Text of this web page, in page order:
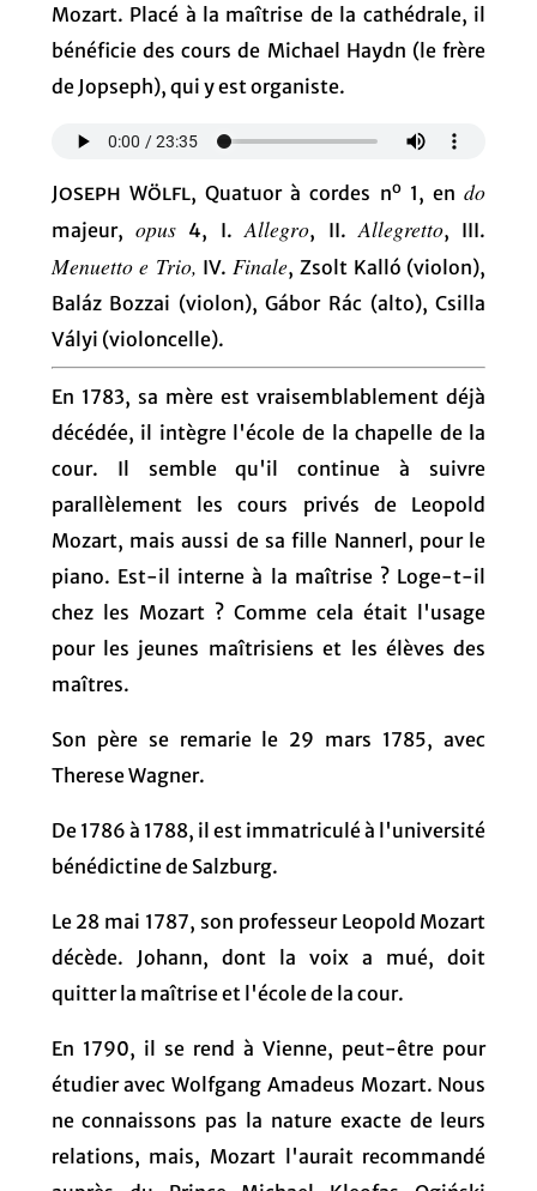
Mozart. Placé à la maîtrise de la cathédrale, il
bénéficie des cours de Michael Haydn (le frère
de Jopseph), qui y est organiste.
Joseph Wölfl, Quatuor à cordes no1, endo
majeur, opus4, I.Allegro, II.Allegretto, III.
Menuetto e Trio, IV. Finale, Zsolt Kalló (violon),
Baláz Bozzai (violon), Gábor Rác (alto), Csilla
Vályi (violoncelle).
En 1783, sa mère est vraisemblablement déjà
décédée, il intègre l'école de la chapelle de la
cour. Il semble qu'il continue à suivre
parallèlement les cours privés de Leopold
Mozart, mais aussi de sa fille Nannerl, pour le
piano. Est-il interne à la maîtrise ? Loge-t-il
chez les Mozart ? Comme cela était l'usage
pour les jeunes maîtrisiens et les élèves des
maîtres.
Son père se remarie le 29 mars 1785, avec
Therese Wagner.
De 1786 à 1788, il est immatriculé à l'université
bénédictine de Salzburg.
Le 28 mai 1787, son professeur Leopold Mozart
décède. Johann, dont la voix a mué, doit
quitter la maîtrise et l'école de la cour.
En 1790, il se rend à Vienne, peut-être pour
étudier avec Wolfgang Amadeus Mozart. Nous
ne connaissons pas la nature exacte de leurs
relations, mais, Mozart l'aurait recommandé